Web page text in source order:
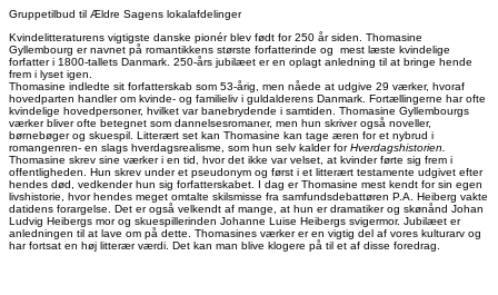
Gruppetilbud til Ældre Sagens lokalafdelinger
Kvindelitteraturens vigtigste danske pionér blev født for 250 år siden. Thomasine
Gyllembourg er navnet på romantikkens største forfatterinde og mest læste kvindelige
forfatter i 1800-tallets Danmark. 250-års jubilæet er en oplagt anledning til at bringe hende
frem i lyset igen.
Thomasine indledte sit forfatterskab som 53-årig, men nåede at udgive 29 værker, hvoraf
hovedparten handler om kvinde- og familieliv i guldalderens Danmark. Fortællingerne har ofte
kvindelige hovedpersoner, hvilket var banebrydende i samtiden. Thomasine Gyllembourgs
værker bliver ofte betegnet som dannelsesromaner, men hun skriver også noveller,
børnebøger og skuespil. Litterært set kan Thomasine kan tage æren for et nybrud i
romangenren- en slags hverdagsrealisme, som hun selv kalder forHverdagshistorien.
Thomasine skrev sine værker i en tid, hvor det ikke var velset, at kvinder førte sig frem i
offentligheden. Hun skrev under et pseudonym og først i et litterært testamente udgivet efter
hendes død, vedkender hun sig forfatterskabet. I dag er Thomasine mest kendt for sin egen
livshistorie, hvor hendes meget omtalte skilsmisse fra samfundsdebattøren P.A. Heiberg vakte
datidens forargelse. Det er også velkendt af mange, at hun er dramatiker og skønånd Johan
Ludvig Heibergs mor og skuespillerinden Johanne Luise Heibergs svigermor. Jubilæet er
anledningen til at lave om på dette. Thomasines værker er en vigtig del af vores kulturarv og
har fortsat en høj litterær værdi. Det kan man blive klogere på til et af disse foredrag.